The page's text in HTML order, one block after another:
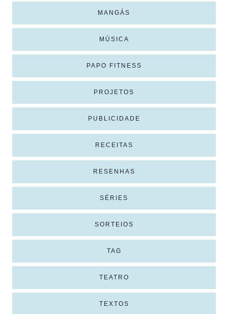
MANGÁS
MÚSICA
PAPO FITNESS
PROJETOS
PUBLICIDADE
RECEITAS
RESENHAS
SÉRIES
SORTEIOS
TAG
TEATRO
TEXTOS